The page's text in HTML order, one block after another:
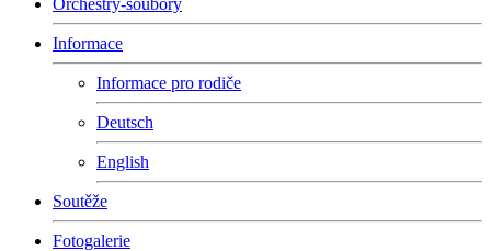
Informace
Informace pro rodiče
Deutsch
English
Soutěže
Fotogalerie